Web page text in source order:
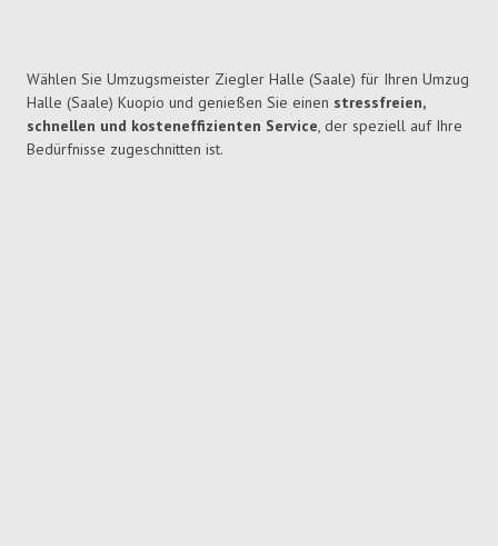
Wählen Sie Umzugsmeister Ziegler Halle (Saale) für Ihren Umzug
Halle (Saale) Kuopio und genießen Sie einen stressfreien,
schnellen und kosteneffizienten Service, der speziell auf Ihre
Bedürfnisse zugeschnitten ist.